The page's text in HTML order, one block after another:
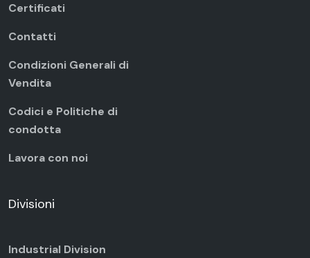
Certificati
Contatti
Condizioni Generali di
Vendita
Codici e Politiche di
condotta
Lavora con noi
Divisioni
Industrial Division